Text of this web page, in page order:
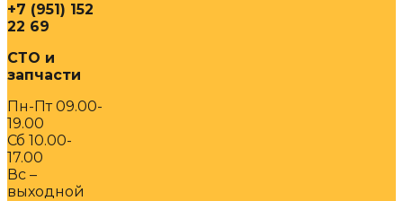
+7 (951) 152
22 69
СТО и
запчасти
Пн-Пт 09.00-
19.00
Сб 10.00-
17.00
Вс –
выходной